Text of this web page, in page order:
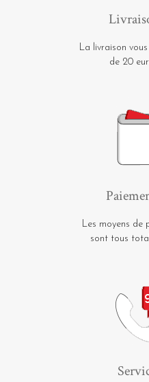
La livraison
de 20
Les moyens de
sont tous